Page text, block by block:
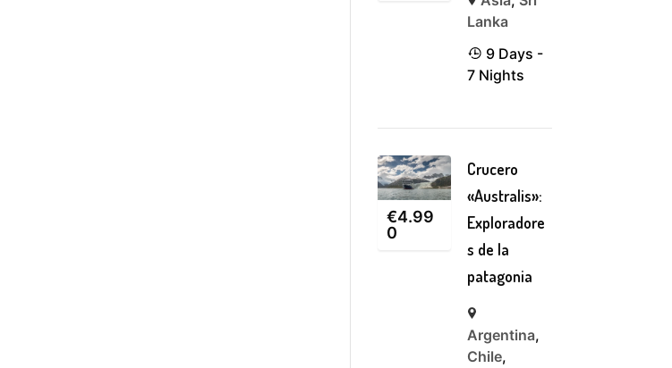
Lanka
9 Days -
7 Nights
€4.99
0
Crucero
«Australis»:
Exploradore
s de la
patagonia
Argentina,
Chile,